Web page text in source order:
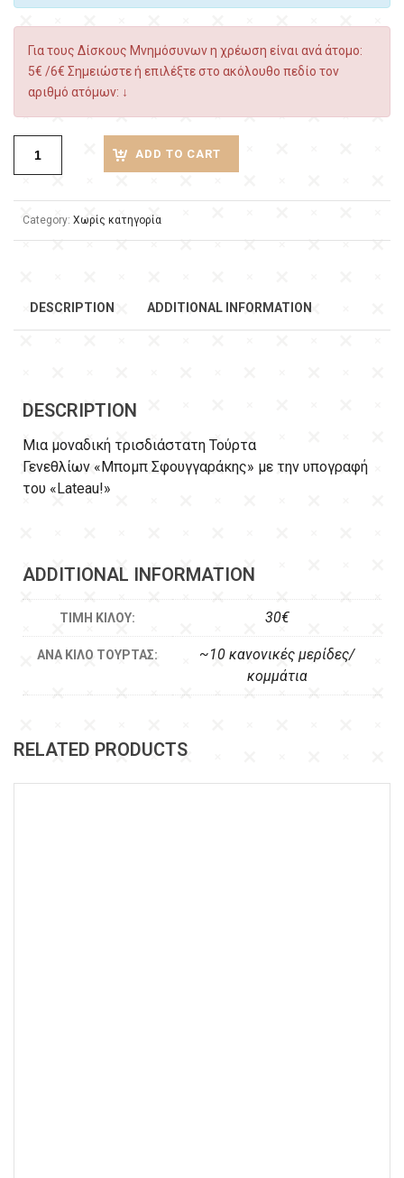
Για τους Δίσκους Μνημόσυνων η χρέωση είναι ανά άτομο:
5€ /6€ Σημειώστε ή επιλέξτε στο ακόλουθο πεδίο τον
αριθμό ατόμων: ↓
ADD TO CART
Category: Χωρίς κατηγορία
DESCRIPTION ADDITIONAL INFORMATION
DESCRIPTION
Μια μοναδική τρισδιάστατη Τούρτα
Γενεθλίων «Μπομπ Σφουγγαράκης» με την υπογραφή
του «Lateau!»
ADDITIONAL INFORMATION
ΤΙΜΉ ΚΙΛΟΎ: 30€
ΑΝΆ ΚΙΛΌ ΤΟΎΡΤΑΣ:
~10 κανονικές μερίδες/
κομμάτια
RELATED PRODUCTS